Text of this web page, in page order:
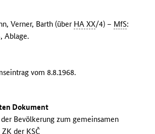
Verner, Barth (über HA XX/4) – MfS:
Ablage.
vom 8.8.1968.
Dokument
Bevölkerung zum gemeinsamen
der KSČ